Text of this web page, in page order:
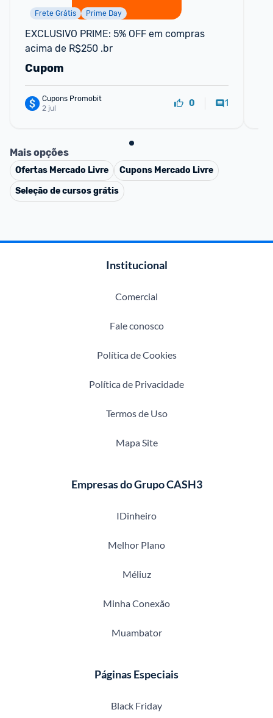
Frete Grátis Prime Day
EXCLUSIVO PRIME: 5% OFF em compras
acima de R$250 .br
Cupom
Cupons Promobit
2 jul
0 1
Mais opções
Ofertas Mercado Livre Cupons Mercado Livre
Seleção de cursos grátis
Institucional
Comercial
Fale conosco
Política de Cookies
Política de Privacidade
Termos de Uso
Mapa Site
Empresas do Grupo CASH3
IDinheiro
Melhor Plano
Méliuz
Minha Conexão
Muambator
Páginas Especiais
Black Friday